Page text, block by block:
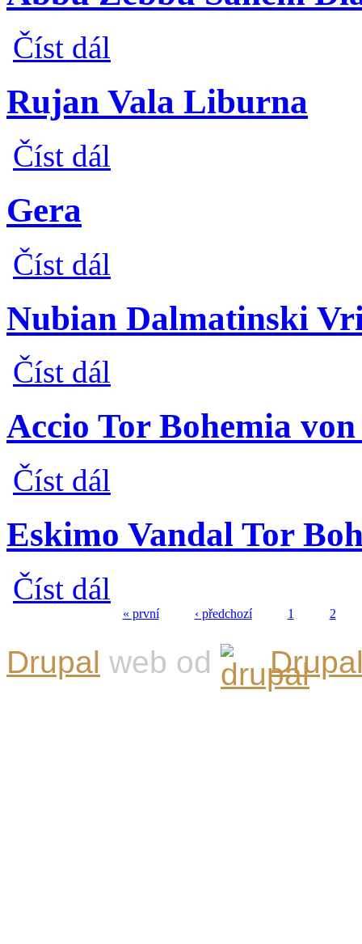
Číst dál
Rujan Vala Liburna
Číst dál
Gera
Číst dál
Nubian Dalmatinski
Číst dál
Accio Tor Bohemia
Číst dál
Eskimo Vandal Tor
Číst dál
« první ‹ předchozí 1 2
Drupal web od